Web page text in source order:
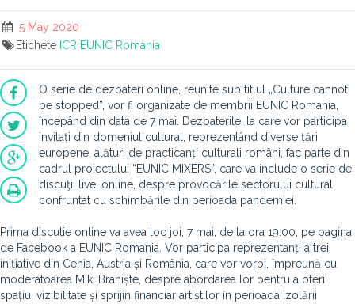
5 May 2020
Etichete ICR EUNIC Romania
O serie de dezbateri online, reunite sub titlul „Culture cannot
be stopped”, vor fi organizate de membrii EUNIC Romania,
începând din data de 7 mai. Dezbaterile, la care vor participa
invitați din domeniul cultural, reprezentând diverse țări
europene, alături de practicanți culturali români, fac parte din
cadrul proiectului “EUNIC MIXERS”, care va include o serie de
discuţii live, online, despre provocările sectorului cultural,
confruntat cu schimbările din perioada pandemiei.
Prima discutie online va avea loc joi, 7 mai, de la ora 19:00, pe pagina
de Facebook a EUNIC Romania. Vor participa reprezentanți a trei
inițiative din Cehia, Austria și România, care vor vorbi, împreună cu
moderatoarea Miki Braniște, despre abordarea lor pentru a oferi
spațiu, vizibilitate și sprijin financiar artiștilor în perioada izolării